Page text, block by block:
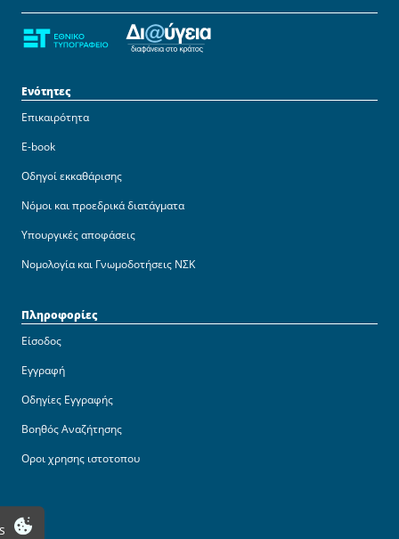
Ενότητες
Επικαιρότητα
E-book
Οδηγοί εκκαθάρισης
Νόμοι και προεδρικά διατάγματα
Υπουργικές αποφάσεις
Νομολογία και Γνωμοδοτήσεις ΝΣΚ
Πληροφορίες
Είσοδος
Εγγραφή
Οδηγίες Εγγραφής
Βοηθός Αναζήτησης
Οροι χρησης ιστοτοπου